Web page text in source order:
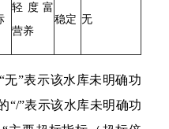
轻度富
营养
稳定 无
”表示该水库未明确功
“/”表示该水库未明确功